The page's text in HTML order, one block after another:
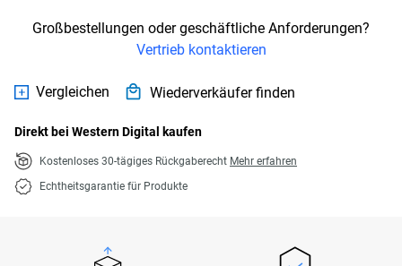
Großbestellungen oder geschäftliche Anforderungen?
Vertrieb kontaktieren
Vergleichen Wiederverkäufer finden
Direkt bei Western Digital kaufen
Kostenloses 30-tägiges Rückgaberecht Mehr erfahren
Echtheitsgarantie für Produkte